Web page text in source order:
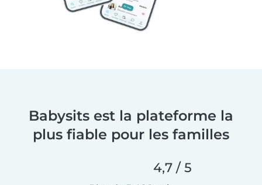
Babysits est la plateforme la
plus fiable pour les familles
4,7 / 5